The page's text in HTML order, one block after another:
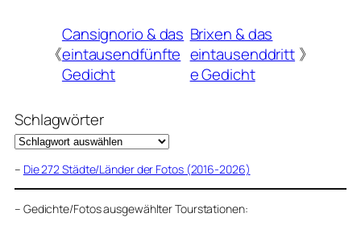
《
Cansignorio & das
eintausendfünfte
Gedicht
Brixen & das
eintausenddritt
e Gedicht
》
Schlagwörter
– Die 272 Städte/Länder der Fotos (2016-2026)
– Gedichte/Fotos ausgewählter Tourstationen: